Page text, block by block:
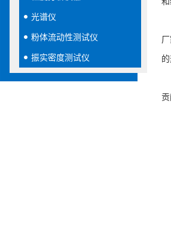
光谱仪
粉体流动性测试仪
振实密度测试仪